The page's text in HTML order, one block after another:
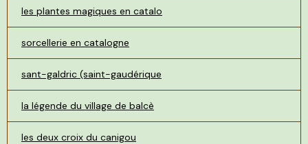
les plantes magiques en catalo
sorcellerie en catalogne
sant-galdric (saint-gaudérique
la légende du village de balcè
les deux croix du canigou